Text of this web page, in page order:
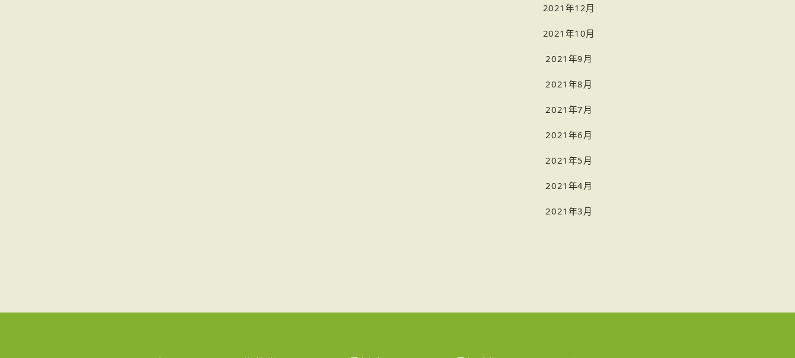
2021年12月
2021年10月
2021年9月
2021年8月
2021年7月
2021年6月
2021年5月
2021年4月
2021年3月